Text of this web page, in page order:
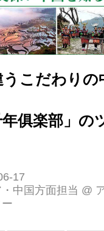
うこだわりの
年俱楽部」の
17
中国方面担当 @